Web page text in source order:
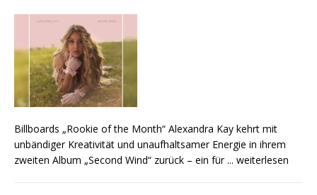
Country Music Hot News – 9. August 2026:
Morgan Wallen, Dolly Parton und Riley Green im
Fokus
Billboards „Rookie of the Month“ Alexandra Kay kehrt mit
unbändiger Kreativität und unaufhaltsamer Energie in ihrem
zweiten Album „Second Wind“ zurück – ein für ... weiterlesen